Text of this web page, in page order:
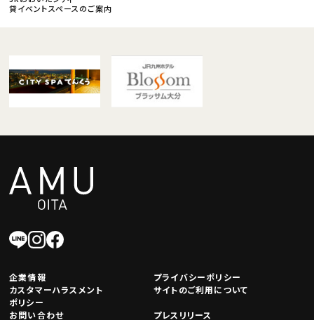
貸イベントスペースのご案内
企業情報
プライバシーポリシー
カスタマーハラスメント
ポリシー
サイトのご利用について
お問い合わせ プレスリリース